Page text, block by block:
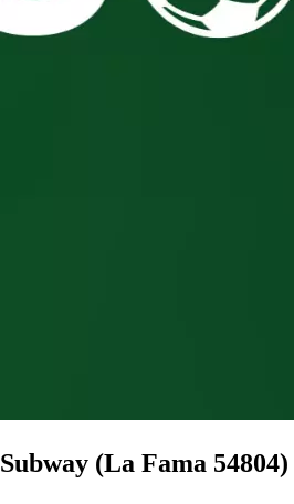
Subway (La Fama 54804)